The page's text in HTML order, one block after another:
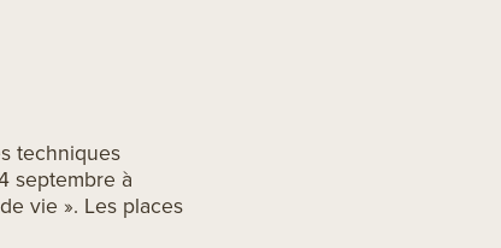
techniques
septembre à
vie ». Les places